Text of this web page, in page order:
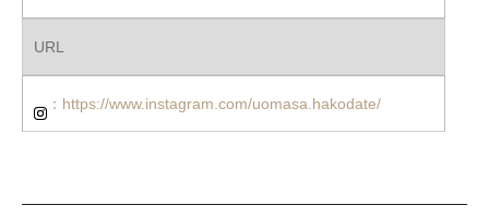
URL
：https://www.instagram.com/uomasa.hakodate/